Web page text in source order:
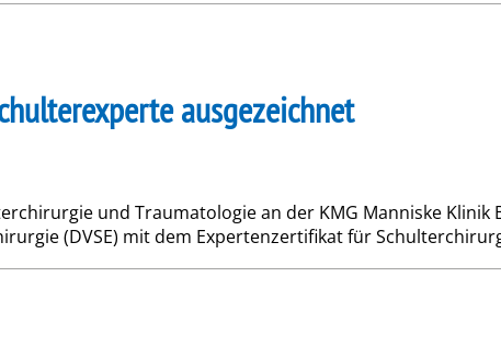
ausgezeichnet
und Traumatologie an der KMG Manniske
(DVSE) mit dem Expertenzertifikat für